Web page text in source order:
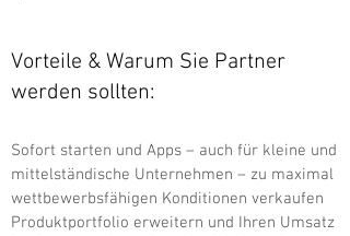
Vorteile & Warum Sie Partner
werden sollten:
Sofort starten und Apps – auch für kleine und
mittelständische Unternehmen – zu maximal
wettbewerbsfähigen Konditionen verkaufen
Produktportfolio erweitern und Ihren Umsatz